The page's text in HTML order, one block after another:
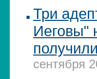
Три
Иеговы"
сентября